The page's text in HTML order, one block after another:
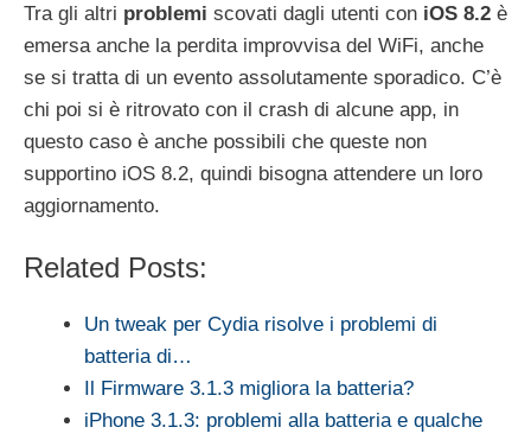
Tra gli altri problemi scovati dagli utenti con iOS 8.2 è
emersa anche la perdita improvvisa del WiFi, anche
se si tratta di un evento assolutamente sporadico. C’è
chi poi si è ritrovato con il crash di alcune app, in
questo caso è anche possibili che queste non
supportino iOS 8.2, quindi bisogna attendere un loro
aggiornamento.
Related Posts:
Un tweak per Cydia risolve i problemi di
batteria di…
Il Firmware 3.1.3 migliora la batteria?
iPhone 3.1.3: problemi alla batteria e qualche